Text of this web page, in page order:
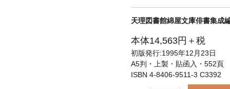
天理図書館綿屋文庫俳書集成
本体14,563円＋税
初版発行:1995年12月23日
A5判・上製・貼函入・552頁
ISBN 4-8406-9511-3 C3392